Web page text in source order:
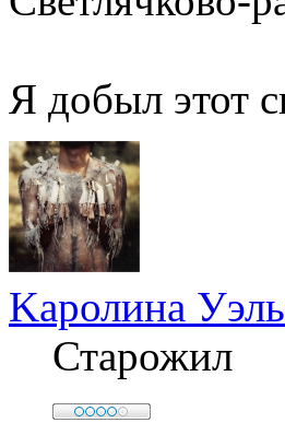
Я добыл этот
Kaролина
Старожил